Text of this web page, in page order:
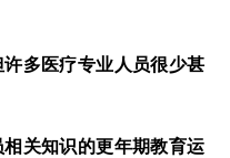
多医疗专业人员很少甚
关知识的更年期教育运